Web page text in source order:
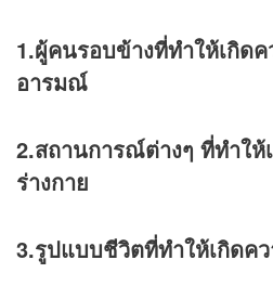
1.ผู้คนรอบข้างที่ทำให้เกิดค
อารมณ์
2.สถานการณ์ต่างๆ ที่ทำให้
ร่างกาย
3.รูปแบบชีวิตที่ทำให้เกิดค